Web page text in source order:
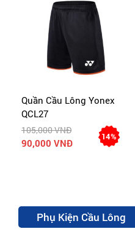
Quần Cầu Lông Yonex
QCL27
105,000 VNĐ
90,000 VNĐ
14%
Phụ Kiện Cầu Lông